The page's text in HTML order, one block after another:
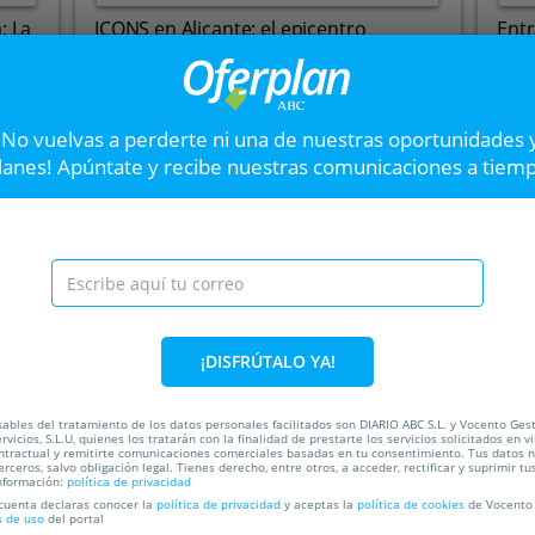
La
ICONS en Alicante: el epicentro
Fira Alacant
Carretera N-340, Km 731,
3320. Elche/elx. Alicante
Hasta el16 Ago
Paddle Surf
Atrévete a poner a prueba
en el Pantano de San Juan.
40%
vuelvas a perderte ni una de nuestras oportunidades
Apúntate y recibe nuestras comunicaciones a
¡DISFRÚTALO YA!
del tratamiento de los datos personales facilitados son DIARIO ABC S.L. y Vocento
S.L.U, quienes los tratarán con la finalidad de prestarte los servicios solicitados en
y remitirte comunicaciones comerciales basadas en tu consentimiento. Tus datos
salvo obligación legal. Tienes derecho, entre otros, a acceder, rectificar y suprimir
política de privacidad
declaras conocer la política de privacidad y aceptas la política de cookies de
de uso del portal